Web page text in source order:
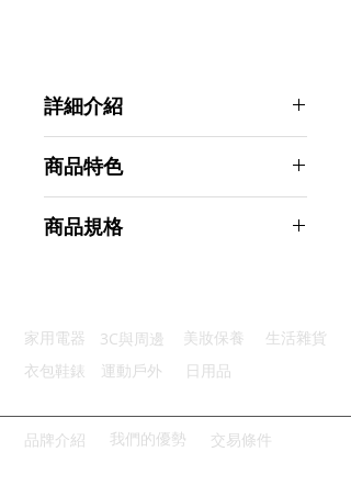
詳細介紹
商品特色
抽紙順暢：寬口設計抽紙時不卡紙
商品規格
主要材質：竹
商品尺寸：23*11.5*8.5cm
產地名稱：中國大陸
代理商：亞桓有限公司
家用電器 3C與周邊 美妝保養
生活雜貨
衣包鞋錶
運動戶外 日用品
品牌介紹 我們的優勢 交易條件